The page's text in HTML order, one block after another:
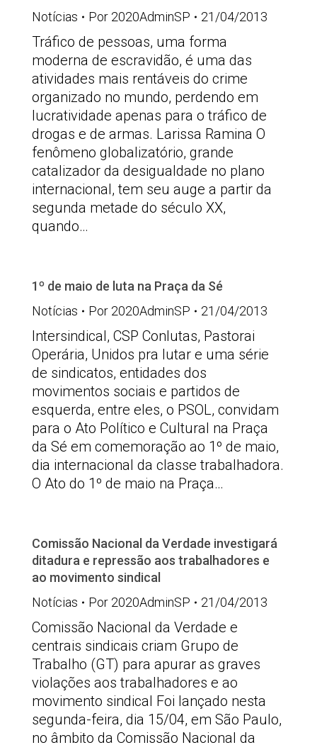
Notícias
Por 2020AdminSP 21/04/2013
Tráfico de pessoas, uma forma
moderna de escravidão, é uma das
atividades mais rentáveis do crime
organizado no mundo, perdendo em
lucratividade apenas para o tráfico de
drogas e de armas. Larissa Ramina O
fenômeno globalizatório, grande
catalizador da desigualdade no plano
internacional, tem seu auge a partir da
segunda metade do século XX,
quando…
1º de maio de luta na Praça da Sé
Notícias
Por 2020AdminSP 21/04/2013
Intersindical, CSP Conlutas, Pastorai
Operária, Unidos pra lutar e uma série
de sindicatos, entidades dos
movimentos sociais e partidos de
esquerda, entre eles, o PSOL, convidam
para o Ato Político e Cultural na Praça
da Sé em comemoração ao 1º de maio,
dia internacional da classe trabalhadora.
O Ato do 1º de maio na Praça…
Comissão Nacional da Verdade investigará
ditadura e repressão aos trabalhadores e
ao movimento sindical
Notícias
Por 2020AdminSP 21/04/2013
Comissão Nacional da Verdade e
centrais sindicais criam Grupo de
Trabalho (GT) para apurar as graves
violações aos trabalhadores e ao
movimento sindical Foi lançado nesta
segunda-feira, dia 15/04, em São Paulo,
no âmbito da Comissão Nacional da